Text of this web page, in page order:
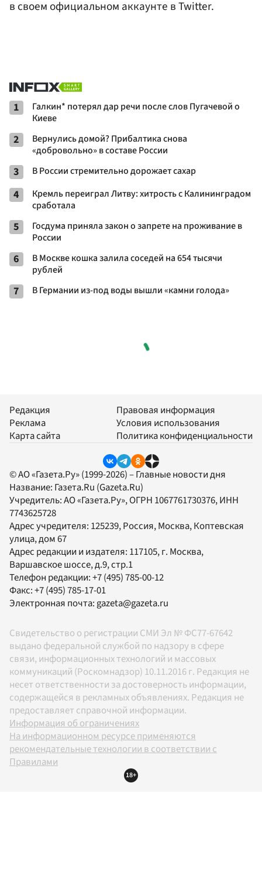
в своем официальном аккаунте в Twitter.
1
Галкин* потерял дар речи после слов Пугачевой о
Киеве
2
Вернулись домой? Прибалтика снова
«добровольно» в составе России
3 В России стремительно дорожает сахар
4
Кремль переиграл Литву: хитрость с Калининградом
сработала
5
Госдума приняла закон о запрете на проживание в
России
6
В Москве кошка залила соседей на 654 тысячи
рублей
7 В Германии из-под воды вышли «камни голода»
Редакция
Реклама
Карта сайта
Правовая информация
Условия использования
Политика конфиденциальности
© АО «Газета.Ру» (1999-2026) – Главные новости дня
Название: Газета.Ru (Gazeta.Ru)
Учредитель:АО «Газета.Ру», ОГРН 1067761730376, ИНН
7743625728
Адрес учредителя: 125239, Россия, Москва, Коптевская
улица, дом 67
Адрес редакции и издателя: 117105, г. Москва,
Варшавское шоссе, д.9, стр.1
Телефон редакции:+7 (495) 785-00-12
Факс:+7 (495) 785-17-01
Электронная почта:gazeta@gazeta.ru
Свидетельство о регистрации СМИ Эл № ФС77-67642
выдано федеральной службой по надзору в сфере
связи, информационных технологий и массовых
коммуникаций (Роскомнадзор) 10.11.2016 г. Редакция не
несет ответственности за достоверность информации,
содержащейся в рекламных объявлениях. Редакция не
предоставляет справочной информации.
Информация об ограничениях
На информационном ресурсе применяются
рекомендательные технологии в соответствии с
Правилами
18+